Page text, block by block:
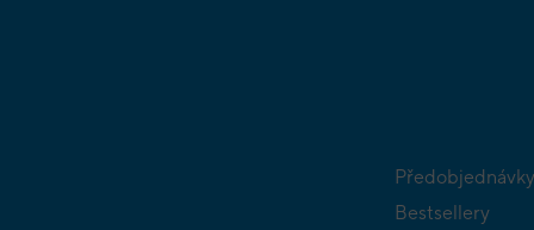
Předobjednávky
Bestsellery